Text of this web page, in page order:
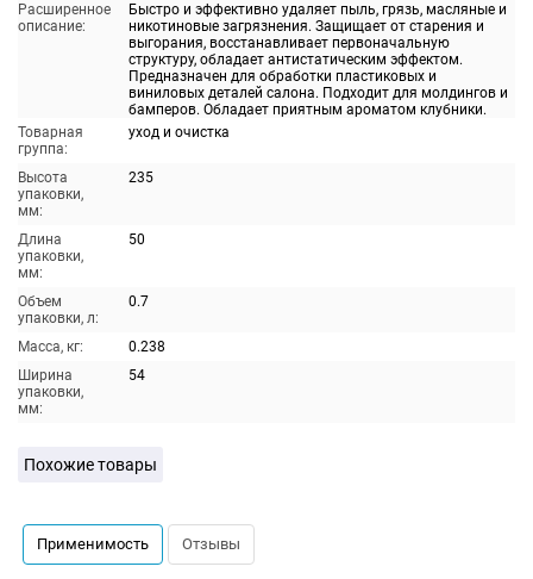
Расширенное
описание:
Быстро и эффективно удаляет пыль, грязь, масляные и
никотиновые загрязнения. Защищает от старения и
выгорания, восстанавливает первоначальную
структуру, обладает антистатическим эффектом.
Предназначен для обработки пластиковых и
виниловых деталей салона. Подходит для молдингов и
бамперов. Обладает приятным ароматом клубники.
Товарная
группа:
уход и очистка
Высота
упаковки,
мм:
235
Длина
упаковки,
мм:
50
Объем
упаковки, л:
0.7
Масса, кг:
0.238
Ширина
упаковки,
мм:
54
Похожие товары
Применимость Отзывы